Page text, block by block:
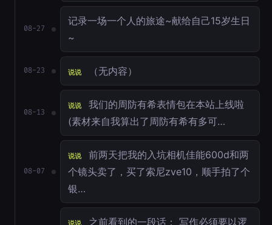
08-27
记录一场一个人的旅途~献给自己15岁生日
~
08-23 说说 （无内容）
08-13
说说
我们的周防有希表情包在本站上线啦
(素材来自我算出了周防有希有多可…
08-07
说说
前两天把我的入坑相机佳能600d和两
个镜头卖了，买了索尼zve10，顺手拍了个
银…
说说
之前看到的一段话： 写作必须要以逻